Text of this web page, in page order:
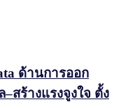
ด้านการออก
สร้างแรงจูงใจ ตั้ง